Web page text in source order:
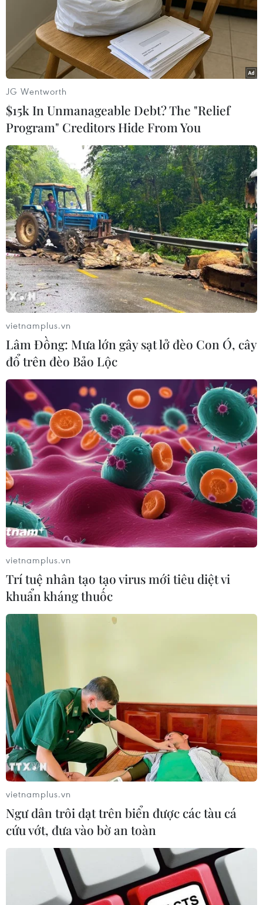
Thị trường chứng khoán Mỹ lao dốc trước
dữ liệu kinh tế tiêu cực
03/08/2024 04:26
Chỉ số công nghiệp Dow Jones giảm 1,5% xuống còn
39.737,26 điểm, giảm tổng cộng 2,1% trong tuần trong
khi chỉ số S&P 500 giảm 1,8% xuống còn 5.346,56
điểm,.
Các chỉ số chứng khoán Mỹ tăng điểm sau
quyết định giữ nguyên lãi suất của Fed
31/07/2024 23:59
Chỉ số công nghiệp Dow Jones, S&P 500, Nasdaq
Composite đều tăng điểm trong phiên rạng sáng 1/8
theo giờ Việt Nam, sau khi Fed quyết định giữ nguyên
lãi suất trong phạm vi 5,25-5,50%.
JG Wentworth
$15k In Unmanageable Debt? The "Relief
Program" Creditors Hide From You
vietnamplus.vn
Lâm Đồng: Mưa lớn gây sạt lở đèo Con Ó, cây
đổ trên đèo Bảo Lộc
vietnamplus.vn
Trí tuệ nhân tạo tạo virus mới tiêu diệt vi
khuẩn kháng thuốc
vietnamplus.vn
Ngư dân trôi dạt trên biển được các tàu cá
cứu vớt, đưa vào bờ an toàn